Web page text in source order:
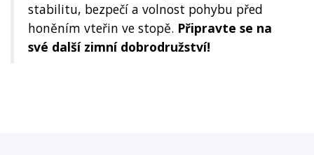
stabilitu, bezpečí a volnost pohybu před
honěním vteřin ve stopě. Připravte se na
své další zimní dobrodružství!